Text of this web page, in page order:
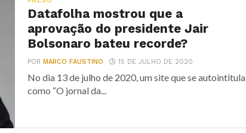
Datafolha mostrou que a
aprovação do presidente Jair
Bolsonaro bateu recorde?
PORMARCO FAUSTINO 15 DE JULHO DE 2020
No dia 13 de julho de 2020, um site que se autointitula
como “O jornal da...